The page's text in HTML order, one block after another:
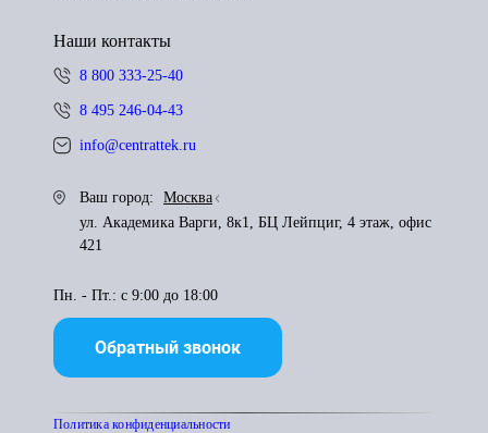
Наши контакты
8 800 333-25-40
8 495 246-04-43
info@centrattek.ru
Ваш город:
Москва
ул. Академика Варги, 8к1, БЦ Лейпциг, 4 этаж, офис
421
Пн. - Пт.: с 9:00 до 18:00
Обратный звонок
Политика конфиденциальности